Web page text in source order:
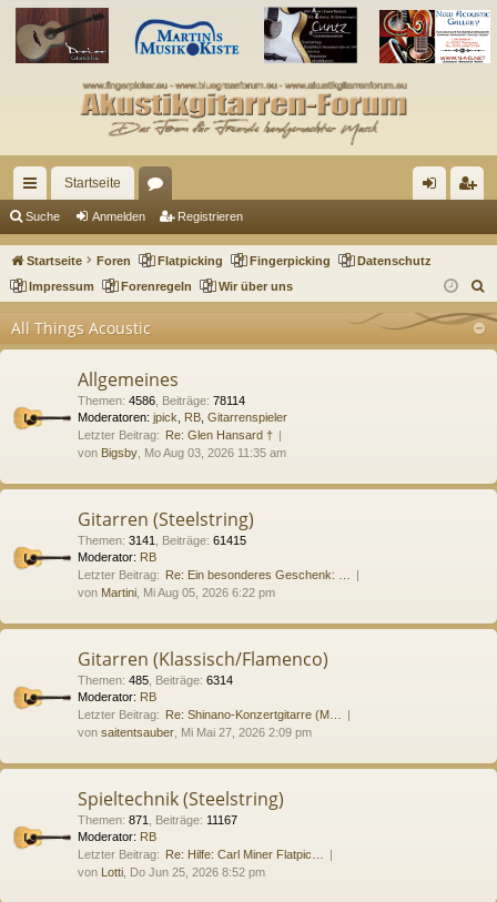
ch
ne
llz
riff
Startseite
en m
de
n
ist
rie
re
n
Suche Anmelden Registrieren
Startseite Foren Flatpicking Fingerpicking
Datenschutz
Impressum
Forenregeln Wir über uns
All Things Acoustic
Allgemeines
Themen: 4586 Beiträge: 78114
Moderatoren: jpick RB Gitarrenspieler
Letzter Beitrag: Re: Glen Hansard †
von Bigsby , Mo Aug 03, 2026 11:35 am
Gitarren (Steelstring)
Themen: 3141 Beiträge: 61415
Moderator: RB
Letzter Beitrag: Re: Ein besonderes Geschenk: …
von Martini , Mi Aug 05, 2026 6:22 pm
Gitarren (Klassisch/Flamenco)
Themen: 485 Beiträge: 6314
Moderator: RB
Letzter Beitrag: Re: Shinano-Konzertgitarre (M…
von saitentsauber , Mi Mai 27, 2026 2:09 pm
Spieltechnik (Steelstring)
Themen: 871 Beiträge: 11167
Moderator: RB
Letzter Beitrag: Re: Hilfe: Carl Miner Flatpic…
von Lotti , Do Jun 25, 2026 8:52 pm